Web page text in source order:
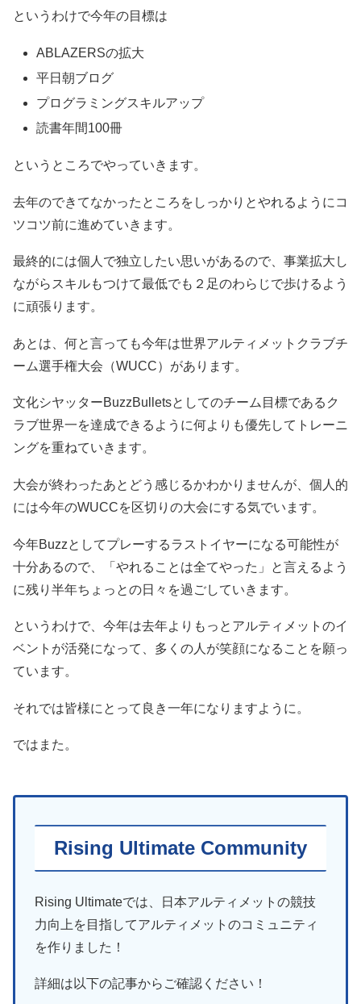
というわけで今年の目標は
ABLAZERSの拡大
平日朝ブログ
プログラミングスキルアップ
読書年間100冊
というところでやっていきます。
去年のできてなかったところをしっかりとやれるようにコ
ツコツ前に進めていきます。
最終的には個人で独立したい思いがあるので、事業拡大し
ながらスキルもつけて最低でも２足のわらじで歩けるよう
に頑張ります。
あとは、何と言っても今年は世界アルティメットクラブチ
ーム選手権大会（WUCC）があります。
文化シヤッターBuzzBulletsとしてのチーム目標であるク
ラブ世界一を達成できるように何よりも優先してトレーニ
ングを重ねていきます。
大会が終わったあとどう感じるかわかりませんが、個人的
には今年のWUCCを区切りの大会にする気でいます。
今年Buzzとしてプレーするラストイヤーになる可能性が
十分あるので、「やれることは全てやった」と言えるよう
に残り半年ちょっとの日々を過ごしていきます。
というわけで、今年は去年よりもっとアルティメットのイ
ベントが活発になって、多くの人が笑顔になることを願っ
ています。
それでは皆様にとって良き一年になりますように。
ではまた。
Rising Ultimate Community
Rising Ultimateでは、日本アルティメットの競技
力向上を目指してアルティメットのコミュニティ
を作りました！
詳細は以下の記事からご確認ください！